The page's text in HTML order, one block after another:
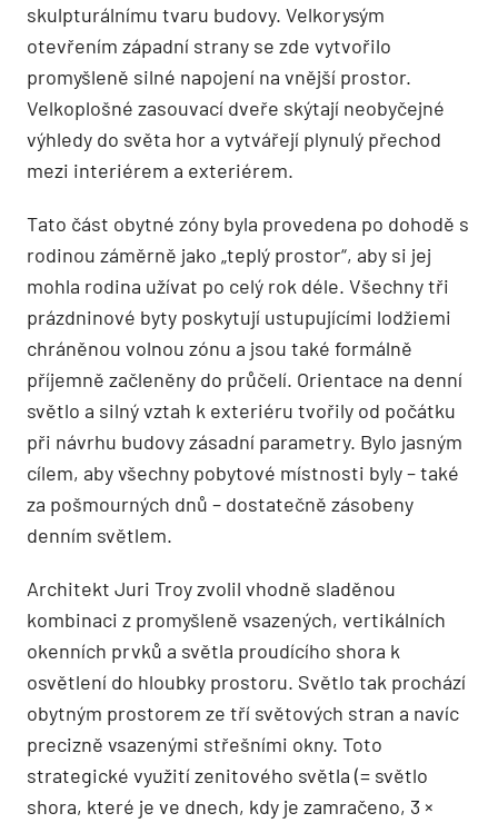
skulpturálnímu tvaru budovy. Velkorysým
otevřením západní strany se zde vytvořilo
promyšleně silné napojení na vnější prostor.
Velkoplošné zasouvací dveře skýtají neobyčejné
výhledy do světa hor a vytvářejí plynulý přechod
mezi interiérem a exteriérem.
Tato část obytné zóny byla provedena po dohodě s
rodinou záměrně jako „teplý prostor“, aby si jej
mohla rodina užívat po celý rok déle. Všechny tři
prázdninové byty poskytují ustupujícími lodžiemi
chráněnou volnou zónu a jsou také formálně
příjemně začleněny do průčelí. Orientace na denní
světlo a silný vztah k exteriéru tvořily od počátku
při návrhu budovy zásadní parametry. Bylo jasným
cílem, aby všechny pobytové místnosti byly – také
za pošmourných dnů – dostatečně zásobeny
denním světlem.
Architekt Juri Troy zvolil vhodně sladěnou
kombinaci z promyšleně vsazených, vertikálních
okenních prvků a světla proudícího shora k
osvětlení do hloubky prostoru. Světlo tak prochází
obytným prostorem ze tří světových stran a navíc
precizně vsazenými střešními okny. Toto
strategické využití zenitového světla (= světlo
shora, které je ve dnech, kdy je zamračeno, 3 ×